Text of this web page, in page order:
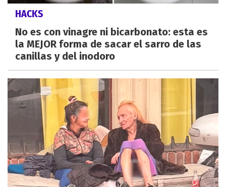
HACKS
No es con vinagre ni bicarbonato: esta es
la MEJOR forma de sacar el sarro de las
canillas y del inodoro